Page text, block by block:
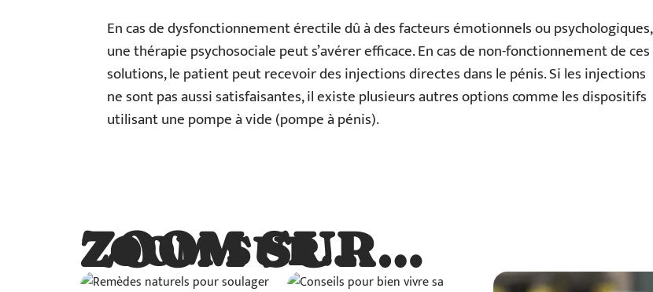
En cas de dysfonctionnement érectile dû à des facteurs émotionnels ou psychologiques,
une thérapie psychosociale peut s’avérer efficace. En cas de non-fonctionnement de ces
solutions, le patient peut recevoir des injections directes dans le pénis. Si les injections
ne sont pas aussi satisfaisantes, il existe plusieurs autres options comme les dispositifs
utilisant une pompe à vide (pompe à pénis).
ZOOM SUR…
ZOOM SUR…